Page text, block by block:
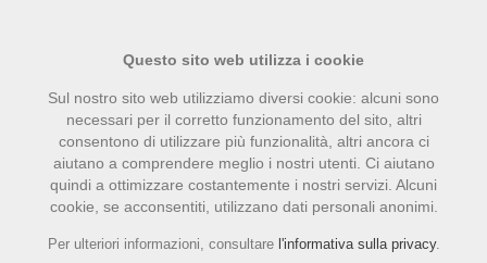
E-Shop › accessori › Bialetti › Bialetti Dichtung Venus Inox 6
Questo sito web utilizza i cookie
Sul nostro sito web utilizziamo diversi cookie: alcuni sono
necessari per il corretto funzionamento del sito, altri
consentono di utilizzare più funzionalità, altri ancora ci
aiutano a comprendere meglio i nostri utenti. Ci aiutano
quindi a ottimizzare costantemente i nostri servizi. Alcuni
cookie, se acconsentiti, utilizzano dati personali anonimi.
Per ulteriori informazioni, consultare l'informativa sulla privacy.